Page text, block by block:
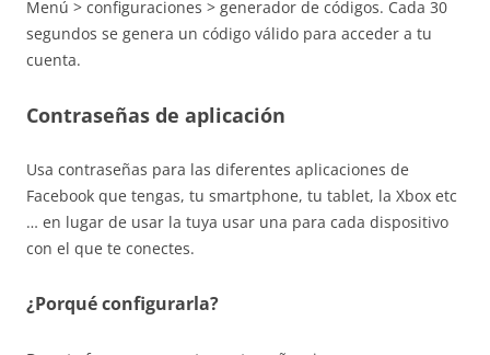
Menú > configuraciones > generador de códigos. Cada 30
segundos se genera un código válido para acceder a tu
cuenta.
Contraseñas de aplicación
Usa contraseñas para las diferentes aplicaciones de
Facebook que tengas, tu smartphone, tu tablet, la Xbox etc
… en lugar de usar la tuya usar una para cada dispositivo
con el que te conectes.
¿Porqué configurarla?